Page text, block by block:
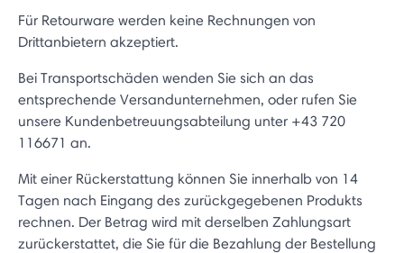
Für Retourware werden keine Rechnungen von
Drittanbietern akzeptiert.
Bei Transportschäden wenden Sie sich an das
entsprechende Versandunternehmen, oder rufen Sie
unsere Kundenbetreuungsabteilung unter +43 720
116671 an.
Mit einer Rückerstattung können Sie innerhalb von 14
Tagen nach Eingang des zurückgegebenen Produkts
rechnen. Der Betrag wird mit derselben Zahlungsart
zurückerstattet, die Sie für die Bezahlung der Bestellung